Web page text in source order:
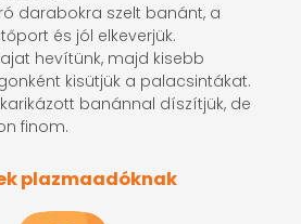
darabokra szelt banánt, a
és jól elkeverjük.
hevítünk, majd kisebb
kisütjük a palacsintákat.
banánnal díszítjük, de
finom.
plazmaadóknak